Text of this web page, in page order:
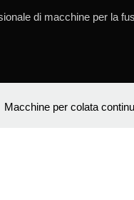
di macchine per la
Macchine per colata